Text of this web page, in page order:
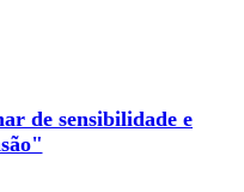
de sensibilidade e